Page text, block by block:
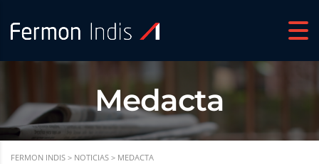
Medacta
FERMON INDIS > NOTICIAS > MEDACTA